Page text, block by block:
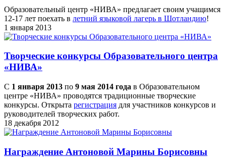
Образовательный центр «НИВА» предлагает своим учащимся
12-17 лет поехать в летний языковой лагерь в Шотландию!
1 января 2013
Творческие конкурсы Образовательного центра
«НИВА»
С 1 января 2013 по 9 мая 2014 года в Образовательном
центре «НИВА» проводятся традиционные творческие
конкурсы. Открыта регистрация для участников конкурсов и
руководителей творческих работ.
18 декабря 2012
Награждение Антоновой Марины Борисовны